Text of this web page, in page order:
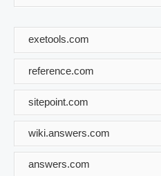
exetools.com
reference.com
sitepoint.com
wiki.answers.com
answers.com